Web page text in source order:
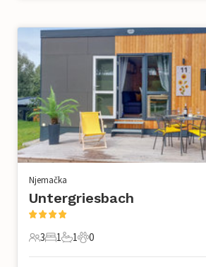
Njemačka
Untergriesbach
3 Gosti
3
1 Spavaća soba
1
1 Kupaonica
1
0 Kućni ljubimac
0